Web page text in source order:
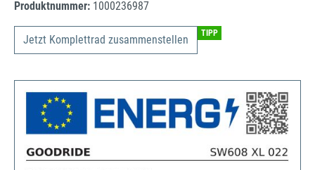
Produktnummer: 1000236987
Jetzt Komplettrad zusammenstellen TIPP